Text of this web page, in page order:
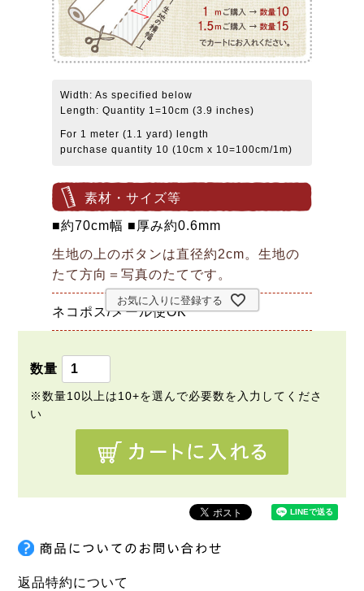
Width: As specified below
Length: Quantity 1=10cm (3.9 inches)
For 1 meter (1.1 yard) length
purchase quantity 10 (10cm x 10=100cm/1m)
素材・サイズ等
■約70cm幅 ■厚み約0.6mm
生地の上のボタンは直径約2cm。生地の
たて方向＝写真のたてです。
ネコポス/メール便OK
お気に入りに登録する
返品特約について